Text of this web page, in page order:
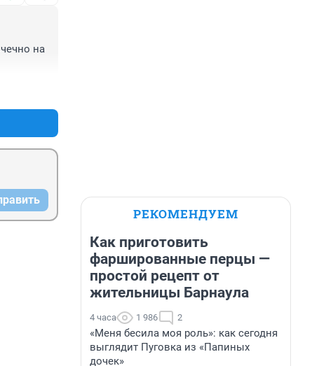
на
РЕКОМЕНДУЕМ
Как приготовить
фаршированные перцы —
простой рецепт от
жительницы Барнаула
4 часа 1 986 2
«Меня бесила моя роль»: как сегодня
выглядит Пуговка из «Папиных
дочек»